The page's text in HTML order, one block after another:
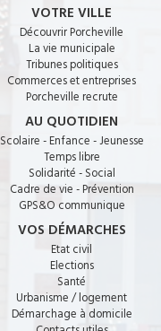
VOTRE VILLE
Découvrir Porcheville
La vie municipale
Tribunes politiques
Commerces et entreprises
Porcheville recrute
AU QUOTIDIEN
Scolaire - Enfance - Jeunesse
Temps libre
Solidarité - Social
Cadre de vie - Prévention
GPS&O communique
VOS DÉMARCHES
Etat civil
Elections
Santé
Urbanisme / logement
Démarchage à domicile